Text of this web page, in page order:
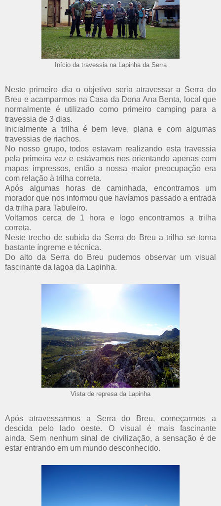
Início da travessia na Lapinha da Serra
Neste primeiro dia o objetivo seria atravessar a Serra do
Breu e acamparmos na Casa da Dona Ana Benta, local que
normalmente é utilizado como primeiro camping para a
travessia de 3 dias.
Inicialmente a trilha é bem leve, plana e com algumas
travessias de riachos.
No nosso grupo, todos estavam realizando esta travessia
pela primeira vez e estávamos nos orientando apenas com
mapas impressos, então a nossa maior preocupação era
com relação à trilha correta.
Após algumas horas de caminhada, encontramos um
morador que nos informou que havíamos passado a entrada
da trilha para Tabuleiro.
Voltamos cerca de 1 hora e logo encontramos a trilha
correta.
Neste trecho de subida da Serra do Breu a trilha se torna
bastante íngreme e técnica.
Do alto da Serra do Breu pudemos observar um visual
fascinante da lagoa da Lapinha.
Vista de represa da Lapinha
Após atravessarmos a Serra do Breu, começarmos a
descida pelo lado oeste. O visual é mais fascinante
ainda. Sem nenhum sinal de civilização, a sensação é de
estar entrando em um mundo desconhecido.